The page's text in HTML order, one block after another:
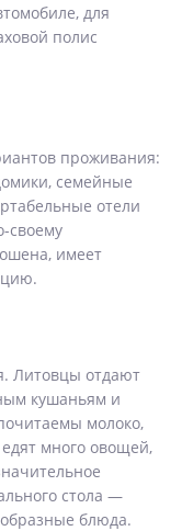
для
полис
проживания:
семейные
отели
своему
имеет
Литовцы отдают
кушаньям и
молоко,
много овощей,
стола —
блюда.